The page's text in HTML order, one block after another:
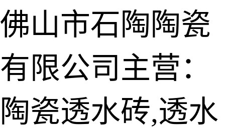
佛山市石陶陶瓷
有限公司主营：
陶瓷透水砖,透水
陶瓷透水砖
生态仿石砖
仿石透水砖